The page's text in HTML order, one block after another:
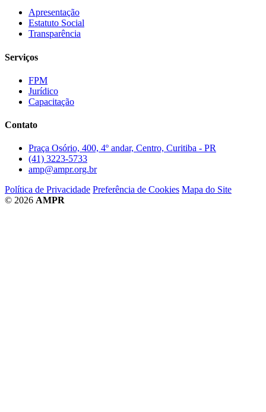
Apresentação
Estatuto Social
Transparência
Serviços
FPM
Jurídico
Capacitação
Contato
Praça Osório, 400, 4º andar, Centro, Curitiba - PR
(41) 3223-5733
amp@ampr.org.br
Política de Privacidade Preferência de Cookies Mapa do Site
© 2026 AMPR